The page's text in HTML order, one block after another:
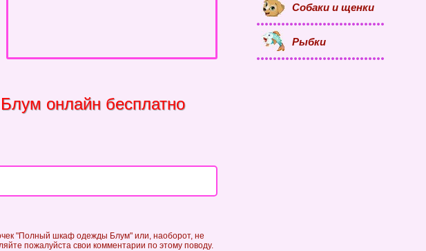
онлайн бесплатно
"Полный шкаф одежды Блум" или, наоборот, не
пожалуйста свои комментарии по этому поводу.
Собаки и щенки
Рыбки